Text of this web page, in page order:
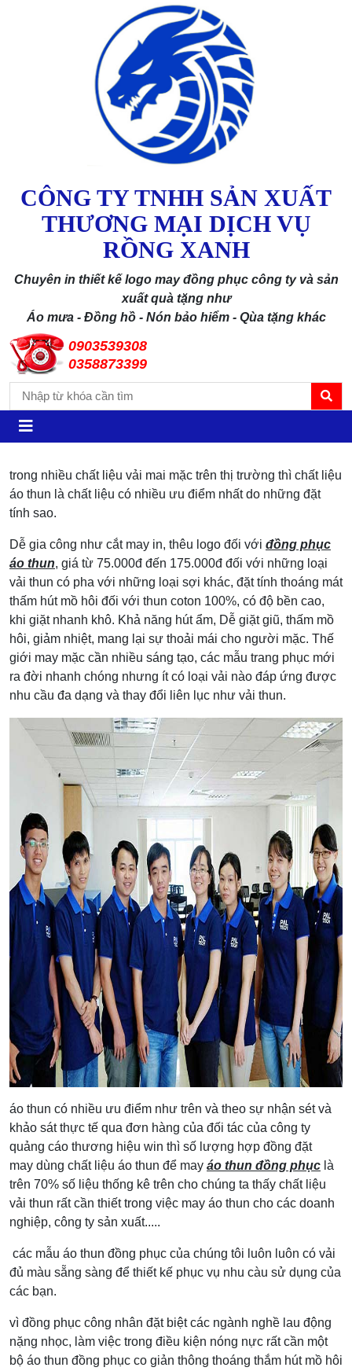
CÔNG TY TNHH SẢN XUẤT
THƯƠNG MẠI DỊCH VỤ
RỒNG XANH
Chuyên in thiết kế logo may đồng phục công ty và sản
xuất quà tặng như
Áo mưa - Đồng hồ - Nón bảo hiểm - Qùa tặng khác
0903539308
0358873399
trong nhiều chất liệu vải mai mặc trên thị trường thì chất liệu
áo thun là chất liệu có nhiều ưu điểm nhất do những đặt
tính sao.
Dễ gia công như cắt may in, thêu logo đối với đồng phục
áo thun, giá từ 75.000đ đến 175.000đ đối với những loại
vải thun có pha với những loại sợi khác, đặt tính thoáng mát
thấm hút mồ hôi đối với thun coton 100%, có độ bền cao,
khi giặt nhanh khô. Khả năng hút ẩm, Dễ giặt giũ, thấm mồ
hôi, giảm nhiệt, mang lại sự thoải mái cho người mặc. Thế
giới may mặc cần nhiều sáng tạo, các mẫu trang phục mới
ra đời nhanh chóng nhưng ít có loại vải nào đáp ứng được
nhu cầu đa dạng và thay đổi liên lục như vải thun.
áo thun có nhiều ưu điểm như trên và theo sự nhận sét và
khảo sát thực tế qua đơn hàng của đối tác của công ty
quảng cáo thương hiệu win thì số lượng hợp đồng đặt
may dùng chất liệu áo thun để may áo thun đồng phục là
trên 70% số liệu thống kê trên cho chúng ta thấy chất liệu
vải thun rất cần thiết trong việc may áo thun cho các doanh
nghiệp, công ty sản xuất.....
các mẫu áo thun đồng phục của chúng tôi luôn luôn có vải
đủ màu sẵng sàng để thiết kế phục vụ nhu càu sử dụng của
các bạn.
vì đồng phục công nhân đặt biệt các ngành nghề lau động
nặng nhọc, làm việc trong điều kiện nóng nực rất cần một
bộ áo thun đồng phục co giản thông thoáng thắm hút mồ hôi